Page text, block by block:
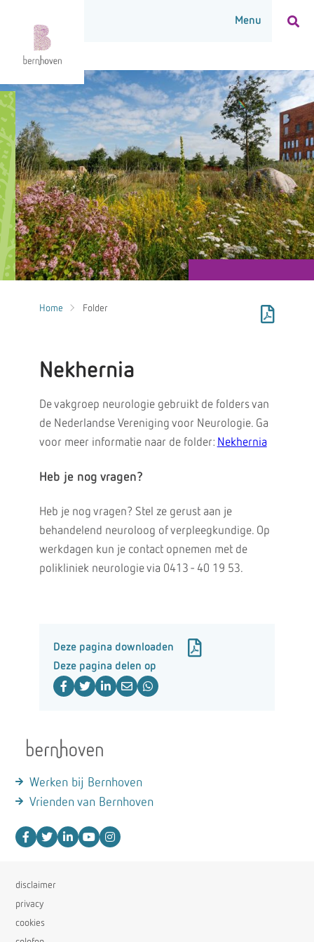
Home Folder
Nekhernia
De vakgroep neurologie gebruikt de folders van
de Nederlandse Vereniging voor Neurologie. Ga
voor meer informatie naar de folder: Nekhernia
Heb je nog vragen?
Heb je nog vragen? Stel ze gerust aan je
behandelend neuroloog of verpleegkundige. Op
werkdagen kun je contact opnemen met de
polikliniek neurologie via 0413 - 40 19 53.
Deze pagina downloaden
Deze pagina delen op
Werken bij Bernhoven
Vrienden van Bernhoven
disclaimer
privacy
cookies